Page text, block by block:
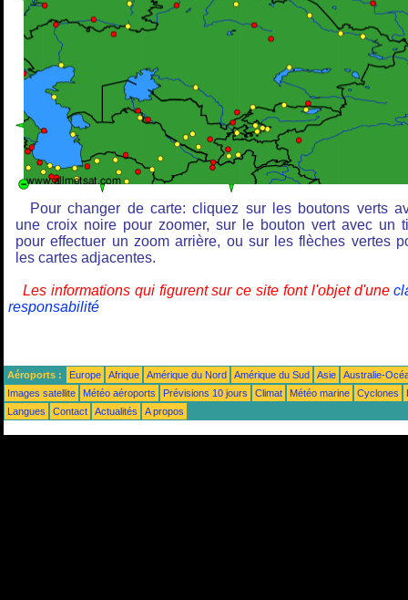
Pour changer de carte: cliquez sur les boutons verts
une croix noire pour zoomer, sur le bouton vert avec un
pour effectuer un zoom arrière, ou sur les flèches vertes
les cartes adjacentes.
Les informations qui figurent sur ce site font l'objet d'une
responsabilité
Aéroports : Europe Afrique Amérique du Nord Amérique du Sud Asie
Australie-
Images satellite
Météo aéroports Prévisions 10 jours Climat Météo marine Cyclones
Langues
Contact Actualités A propos